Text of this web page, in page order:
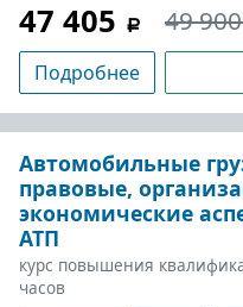
47 405 49
Подробнее
Автомобильные
правовые,
экономические
АТП
курс повышения
часов